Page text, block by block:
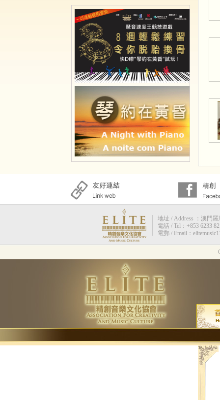
地址 / Address ：澳門
電話 / Tel：+853 6233
電郵 / Email：